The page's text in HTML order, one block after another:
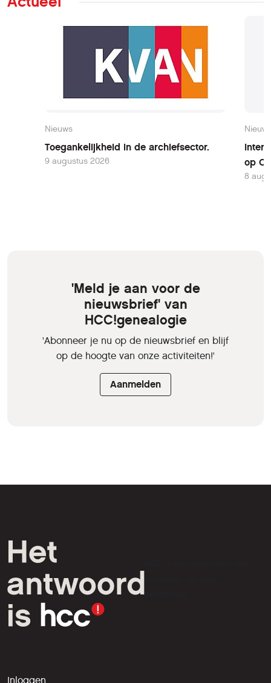
Nieuws
Toegankelijkheid in de archiefsector.
9 augustus 2026
op
8
'Meld je aan voor de
nieuwsbrief' van
HCC!genealogie
'Abonneer je nu op de nieuwsbrief en blijf
op de hoogte van onze activiteiten!'
Aanmelden
liefhebbers.
Inloggen